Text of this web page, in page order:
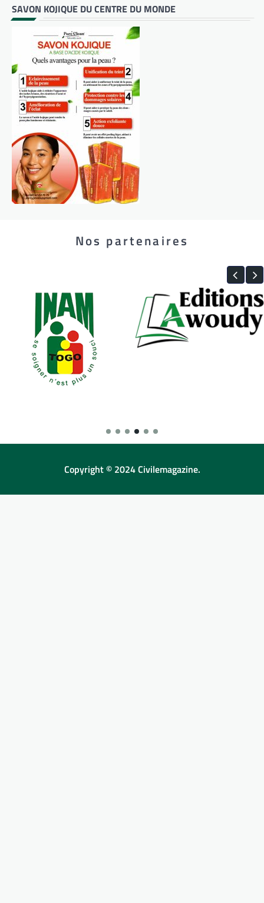
SAVON KOJIQUE DU CENTRE DU MONDE
Nos partenaires
Copyright © 2024 Civilemagazine.